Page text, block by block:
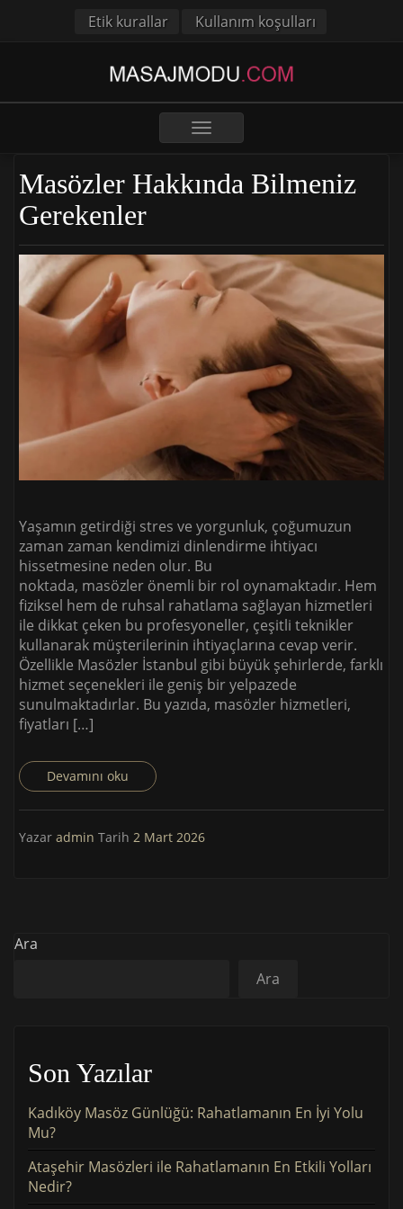
Etik kurallar Kullanım koşulları
Toggle
navigation
Masözler Hakkında Bilmeniz
Gerekenler
Yaşamın getirdiği stres ve yorgunluk, çoğumuzun
zaman zaman kendimizi dinlendirme ihtiyacı
hissetmesine neden olur. Bu
noktada, masözler önemli bir rol oynamaktadır. Hem
fiziksel hem de ruhsal rahatlama sağlayan hizmetleri
ile dikkat çeken bu profesyoneller, çeşitli teknikler
kullanarak müşterilerinin ihtiyaçlarına cevap verir.
Özellikle Masözler İstanbul gibi büyük şehirlerde, farklı
hizmet seçenekleri ile geniş bir yelpazede
sunulmaktadırlar. Bu yazıda, masözler hizmetleri,
fiyatları […]
Devamını oku
Yazar admin Tarih 2 Mart 2026
Ara
Ara
Son Yazılar
Kadıköy Masöz Günlüğü: Rahatlamanın En İyi Yolu
Mu?
Ataşehir Masözleri ile Rahatlamanın En Etkili Yolları
Nedir?